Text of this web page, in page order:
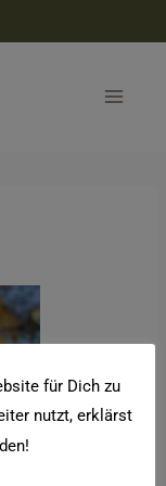
für Dich zu
nutzt, erklärst